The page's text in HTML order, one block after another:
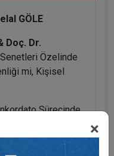
×
GÖLE
Doç. Dr.
Özelinde
mi, Kişisel
Sürecinde